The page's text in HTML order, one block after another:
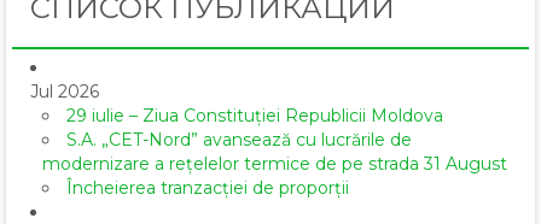
СПИСОК ПУБЛИКАЦИЙ
Jul 2026
29 iulie – Ziua Constituției Republicii Moldova
S.A. „CET-Nord” avansează cu lucrările de
modernizare a rețelelor termice de pe strada 31 August
Încheierea tranzacției de proporții